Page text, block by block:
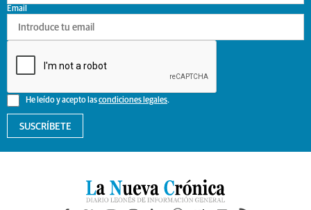
He leído y acepto lascondiciones legales.
Email
SUSCRÍBETE